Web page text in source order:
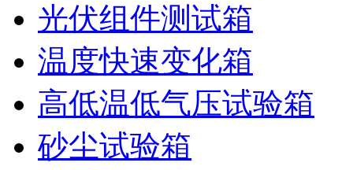
光伏组件测试箱
温度快速变化箱
高低温低气压试验箱
砂尘试验箱